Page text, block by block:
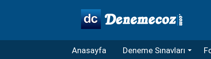
Anasayfa Deneme Sınavları